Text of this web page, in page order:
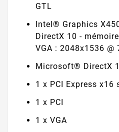
GTL
Intel® Graphics
DirectX 10 -
VGA : 2048x1536 @
Microsoft® DirectX
1 x PCI Express x16
1 x PCI
1 x VGA